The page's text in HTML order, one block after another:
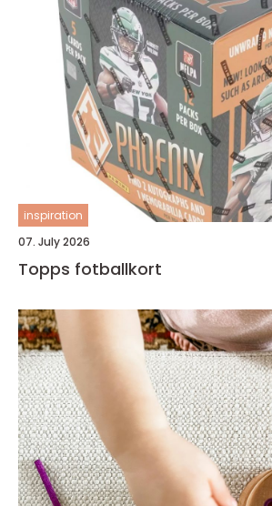
inspiration
07. July 2026
Topps fotballkort